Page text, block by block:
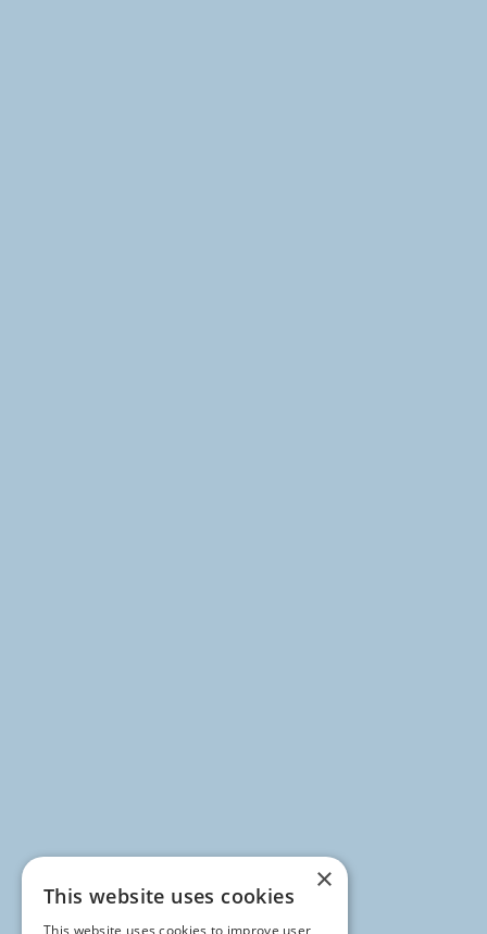
×
This website uses cookies
This website uses cookies to improve user